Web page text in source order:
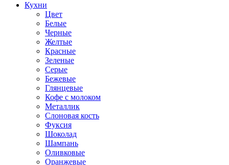
Кухни
Цвет
Белые
Черные
Желтые
Красные
Зеленые
Серые
Бежевые
Глянцевые
Кофе с молоком
Металлик
Слоновая кость
Фуксия
Шоколад
Шампань
Оливковые
Оранжевые